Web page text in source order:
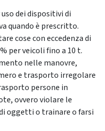
dei dispositivi di
quando è prescritto.
cose con eccedenza di
per veicoli fino a 10 t.
nelle manovre,
e trasporto irregolare
persone in
ovvero violare le
oggetti o trainare o farsi